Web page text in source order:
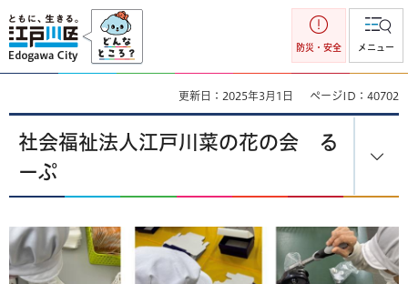
江戸川区
防災・安全 メニュー
更新日：2025年3月1日 ページID：40702
社会福祉法人江戸川菜の花の会 る
ーぷ